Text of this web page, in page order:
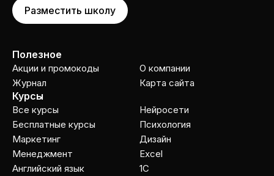
Разместить школу
Полезное
Акции и промокоды
Журнал
О компании
Карта сайта
Курсы
Все курсы
Бесплатные курсы
Маркетинг
Менеджмент
Английский язык
Нейросети
Психология
Дизайн
Excel
1C